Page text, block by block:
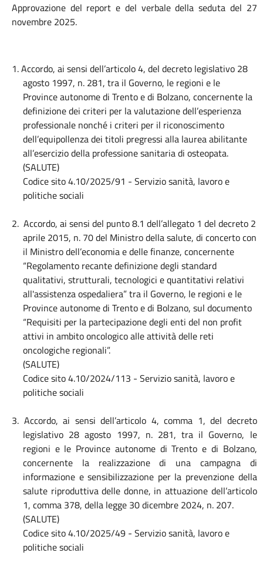
Approvazione del report e del verbale della seduta del 27
novembre 2025.
1. Accordo, ai sensi dell’articolo 4, del decreto legislativo 28
agosto 1997, n. 281, tra il Governo, le regioni e le
Province autonome di Trento e di Bolzano, concernente la
definizione dei criteri per la valutazione dell’esperienza
professionale nonché i criteri per il riconoscimento
dell’equipollenza dei titoli pregressi alla laurea abilitante
all’esercizio della professione sanitaria di osteopata.
(SALUTE)
Codice sito 4.10/2025/91 - Servizio sanità, lavoro e
politiche sociali
2. Accordo, ai sensi del punto 8.1 dell’allegato 1 del decreto 2
aprile 2015, n. 70 del Ministro della salute, di concerto con
il Ministro dell’economia e delle finanze, concernente
“Regolamento recante definizione degli standard
qualitativi, strutturali, tecnologici e quantitativi relativi
all'assistenzaospedaliera” tra il Governo, le regioni e le
Province autonome di Trento e di Bolzano, sul documento
“Requisiti per la partecipazione degli enti del non profit
attivi in ambito oncologico alle attività delle reti
oncologiche regionali”.
(SALUTE)
Codice sito 4.10/2024/113 - Servizio sanità, lavoro e
politiche sociali
3. Accordo, ai sensi dell’articolo 4, comma 1, del decreto
legislativo 28 agosto 1997, n. 281, tra il Governo, le
regioni e le Province autonome di Trento e di Bolzano,
concernente la realizzazione di una campagna di
informazione e sensibilizzazione per la prevenzione della
salute riproduttiva delle donne, in attuazione dell’articolo
1, comma 378, della legge 30 dicembre 2024, n. 207.
(SALUTE)
Codice sito 4.10/2025/49 - Servizio sanità, lavoro e
politiche sociali